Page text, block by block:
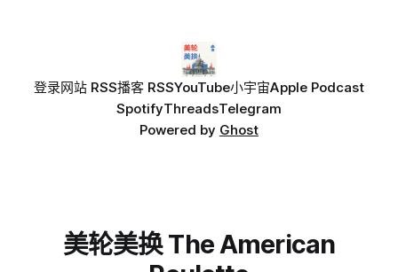
登录网站 RSS播客 RSSYouTube小宇宙Apple Podcast
SpotifyThreadsTelegram
Powered by Ghost
美轮美换 The American